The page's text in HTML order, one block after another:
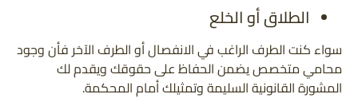
الطلاق أو الخلع
سواء كنت الطرف الراغب في الانفصال أو الطرف الآخر فأن وجود
محامي متخصص يضمن الحفاظ على حقوقك ويقدم لك
المشورة القانونية السليمة وتمثيلك أمام المحكمة.